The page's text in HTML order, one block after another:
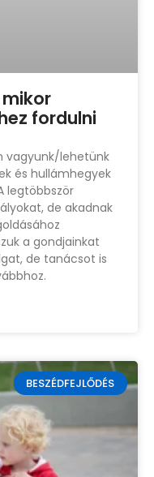
fordulni
vagyunk/lehetünk
és hullámhegyek
legtöbbször
de akadnak
a gondjainkat
de tanácsot is
BESZÉDFEJLŐDÉS